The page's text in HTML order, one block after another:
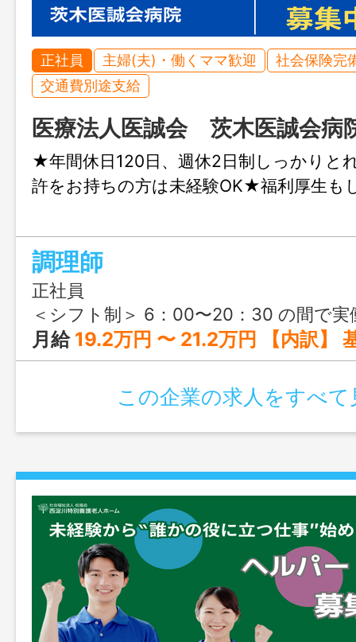
正社員 主婦(夫)・働くママ歓迎
社会保険完
交通費別途支給
医療法人医誠会 茨木医誠会病
★年間休日120日、週休2日制しっかりと
許をお持ちの方は未経験OK★福利厚生
調理師
正社員
＜シフト制＞ 6：00〜20：30 の間で実働7.5時間（休憩60分） 勤務例 6：00～14：
月給 19.2万円 〜 21.2万円 【内訳】 基本給：135,000円～155,000円 職務手当：20,000円 調整手当：17,000円
この企業の求人をすべて